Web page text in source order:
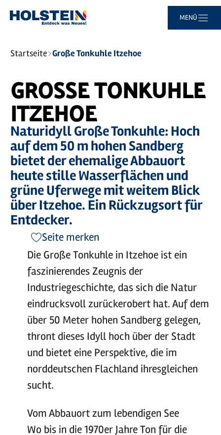
MENÜ
Sie
sind
Startseite Große Tonkuhle Itzehoe
GROSSE TONKUHLE I
TZEHOE
Naturidyll Große Tonkuhle: Hoch
auf dem 50 m hohen Sandberg
bietet der ehemalige Abbauort
heute stille Wasserflächen und
grüne Uferwege mit weitem Blick
über Itzehoe. Ein Rückzugsort für
Entdecker.
Seite merken
Die Große Tonkuhle in Itzehoe ist ein
faszinierendes Zeugnis der
Industriegeschichte, das sich die Natur
eindrucksvoll zurückerobert hat. Auf dem
über 50 Meter hohen Sandberg gelegen,
thront dieses Idyll hoch über der Stadt
und bietet eine Perspektive, die im
norddeutschen Flachland ihresgleichen
sucht.
Vom Abbauort zum lebendigen See
Wo bis in die 1970er Jahre Ton für die